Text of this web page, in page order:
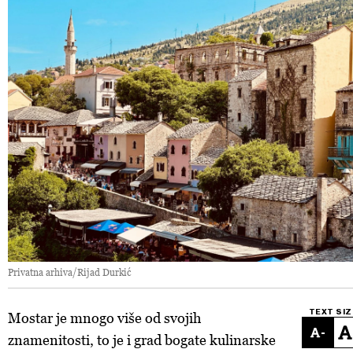
Privatna arhiva/Rijad Durkić
TEXT
-
Mostar je mnogo više od svojih
znamenitosti, to je i grad bogate kulinarske